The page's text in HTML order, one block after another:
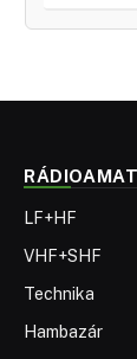
LF+HF
VHF+SHF
Technika
Hambazár